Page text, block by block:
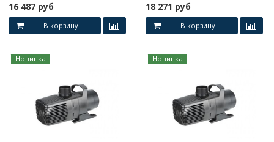
16 487 руб
В корзину
18 271 руб
В корзину
Новинка Новинка